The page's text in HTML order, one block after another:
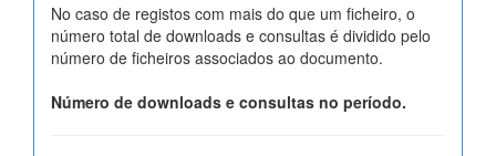
No caso de registos com mais do que um ficheiro, o
número total de downloads e consultas é dividido pelo
número de ficheiros associados ao documento.
Número de downloads e consultas no período.